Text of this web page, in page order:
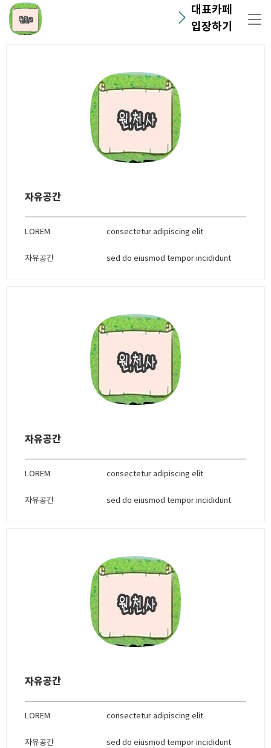
대표카페
입장하기
자유공간
LOREM
자유공간
consectetur adipiscing elit
sed do eiusmod tempor incididunt
자유공간
LOREM
자유공간
consectetur adipiscing elit
sed do eiusmod tempor incididunt
자유공간
LOREM
자유공간
consectetur adipiscing elit
sed do eiusmod tempor incididunt